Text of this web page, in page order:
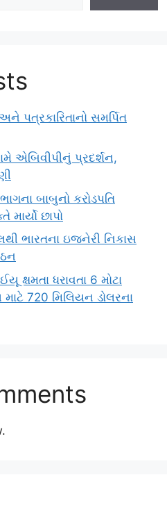
પત્રકારિતાનો સમર્પિત
એબિવીપીનું પ્રદર્શન,
બાબુનો કરોડપતિ
છાપો
ભારતના ઇજનેરી નિકાસ
ધરાવતા 6 મોટા
720 મિલિયન ડોલરના